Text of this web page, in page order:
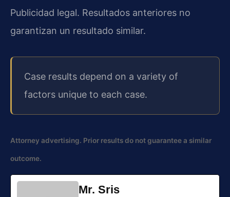
Publicidad legal. Resultados anteriores no
garantizan un resultado similar.
Case results depend on a variety of
factors unique to each case.
Attorney advertising. Prior results do not guarantee a similar
outcome.
Mr. Sris